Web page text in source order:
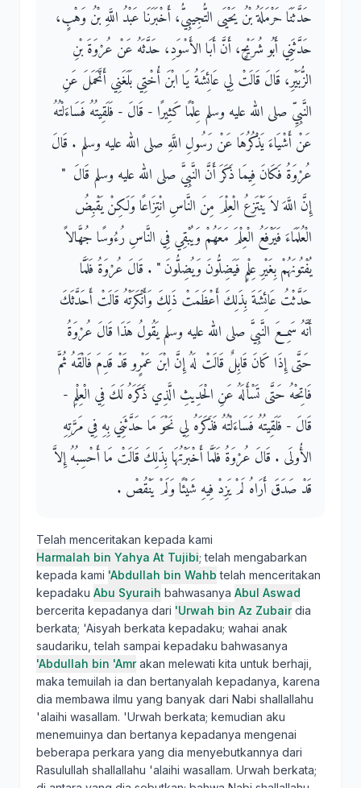
حَدَّثَنَا حَرْمَلَةُ بْنُ يَحْيَى التُّجِيبِيُّ، أَخْبَرَنَا عَبْدُ اللَّهِ بْنُ وَهْبٍ،
حَدَّثَنِي أَبُو شُرَيْحٍ، أَنَّ أَبَا الأَسْوَدِ، حَدَّثَهُ عَنْ عُرْوَةَ بْنِ
الزُّبَيْرِ، قَالَ قَالَتْ لِي عَائِشَةُ يَا ابْنَ أُخْتِي بَلَغَنِي أَنَّحَمَلَ عَنِ
النَّبِيِّ صلى الله عليه وسلم عِلْمًا كَثِيرًا - قَالَ - فَلَقِيتُهُ فَسَاءَلْتُهُ
عَنْ أَشْيَاءَ يَذْكُرُهَا عَنْ رَسُولِ اللَّهِ صلى الله عليه وسلم ‏.‏ قَالَ
عُرْوَةُ فَكَانَ فِيمَا ذَكَرَ أَنَّ النَّبِيَّ صلى الله عليه وسلم قَالَ ‏ "‏
إِنَّ اللَّهَ لاَ يَنْتَزِعُ الْعِلْمَ مِنَ النَّاسِ انْتِزَاعًا وَلَكِنْ يَقْبِضُ
الْعُلَمَاءَ فَيَرْفَعُ الْعِلْمَ مَعَهُمْ وَيُبْقِي فِي النَّاسِ رُءُوسًا جُهَّالاً
يُفْتُونَهُمْ بِغَيْرِ عِلْمٍ فَيَضِلُّونَ وَيُضِلُّونَ ‏"‏ ‏.‏ قَالَ عُرْوَةُ فَلَمَّا
حَدَّثْتُ عَائِشَةَ بِذَلِكَ أَعْظَمَتْ ذَلِكَ وَأَنْكَرَتْهُ قَالَتْ أَحَدَّثَكَ
أَنَّهُ سَمِعَ النَّبِيَّ صلى الله عليه وسلم يَقُولُ هَذَا قَالَ عُرْوَةُ
حَتَّى إِذَا كَانَ قَابِلٌ قَالَتْ لَهُ إِنَّ ابْنَ عَمْرٍو قَدْ قَدِمَ فَالْقَهُ ثُمَّ
فَاتِحْهُ حَتَّى تَسْأَلَهُ عَنِ الْحَدِيثِ الَّذِي ذَكَرَهُ لَكَ فِي الْعِلْمِ -
قَالَ - فَلَقِيتُهُ فَسَاءَلْتُهُ فَذَكَرَهُ لِي نَحْوَ مَا حَدَّثَنِي بِهِ فِي مَرَّتِهِ
الأُولَى ‏.‏ قَالَ عُرْوَةُ فَلَمَّا أَخْبَرْتُهَا بِذَلِكَ قَالَتْ مَا أَحْسِبُهُ إِلاَّ
قَدْ صَدَقَ أَرَاهُ لَمْ يَزِدْ فِيهِ شَيْئًا وَلَمْ يَنْقُصْ ‏.‏
Telah menceritakan kepada kami
Harmalah bin Yahya At Tujibi; telah mengabarkan
kepada kami 'Abdullah bin Wahb telah menceritakan
kepadaku Abu Syuraih bahwasanya Abul Aswad
bercerita kepadanya dari 'Urwah bin Az Zubairdia
berkata; 'Aisyah berkata kepadaku; wahai anak
saudariku, telah sampai kepadaku bahwasanya
'Abdullah bin 'Amrakan melewati kita untuk berhaji,
maka temuilah ia dan bertanyalah kepadanya, karena
dia membawa ilmu yang banyak dari Nabi shallallahu
'alaihi wasallam. 'Urwah berkata; kemudian aku
menemuinya dan bertanya kepadanya mengenai
beberapa perkara yang dia menyebutkannya dari
Rasulullah shallallahu 'alaihi wasallam. Urwah berkata;